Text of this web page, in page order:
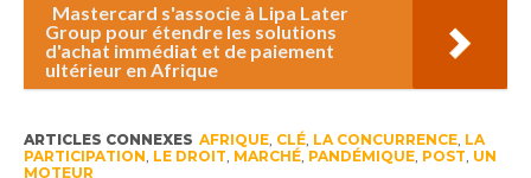
Mastercard s'associe à Lipa Later
Group pour étendre les solutions
d'achat immédiat et de paiement
ultérieur en Afrique
ARTICLES CONNEXES AFRIQUE, CLÉ, LA CONCURRENCE, LA
PARTICIPATION, LE DROIT, MARCHÉ, PANDÉMIQUE, POST, UN
MOTEUR